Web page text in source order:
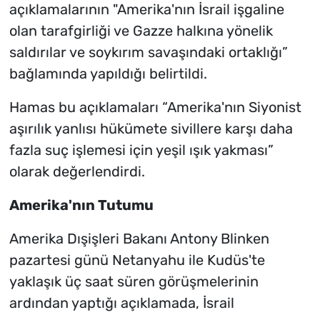
açıklamalarının "Amerika'nın İsrail işgaline
olan tarafgirliği ve Gazze halkına yönelik
saldırılar ve soykırım savaşındaki ortaklığı”
bağlamında yapıldığı belirtildi.
Hamas bu açıklamaları “Amerika'nın Siyonist
aşırılık yanlısı hükümete sivillere karşı daha
fazla suç işlemesi için yeşil ışık yakması”
olarak değerlendirdi.
Amerika'nın Tutumu
Amerika Dışişleri Bakanı Antony Blinken
pazartesi günü Netanyahu ile Kudüs'te
yaklaşık üç saat süren görüşmelerinin
ardından yaptığı açıklamada, İsrail